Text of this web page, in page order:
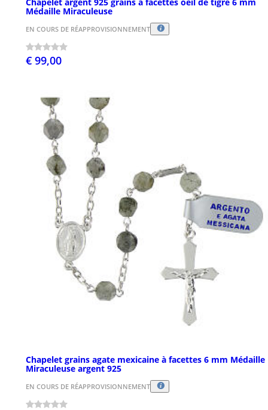
Médaille Miraculeuse
EN COURS DE RÉAPPROVISIONNEMENT
€ 99,00
Chapelet grains agate mexicaine à facettes 6 mm Médaille
Miraculeuse argent 925
EN COURS DE RÉAPPROVISIONNEMENT